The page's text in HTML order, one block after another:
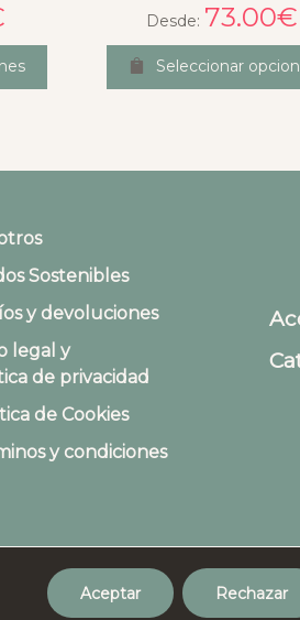
Desde: 73.00€
Seleccionar
Sostenibles
y devoluciones
legal y
de privacidad
de Cookies
y condiciones
Aceptar Rechazar